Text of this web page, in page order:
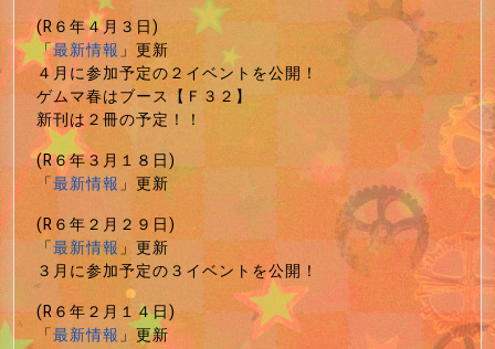
(R６年４月３日)
「最新情報」更新
４月に参加予定の２イベントを公開！
ゲムマ春はブース【Ｆ３２】
新刊は２冊の予定！！
(R６年３月１８日)
「最新情報」更新
(R６年２月２９日)
「最新情報」更新
３月に参加予定の３イベントを公開！
(R６年２月１４日)
「最新情報」更新